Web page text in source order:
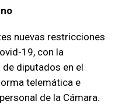
nuevas restricciones
19, con la
diputados en el
telemática e
de la Cámara.